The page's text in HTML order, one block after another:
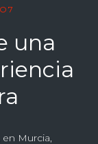
una
en Murcia,